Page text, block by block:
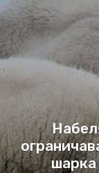
шарка